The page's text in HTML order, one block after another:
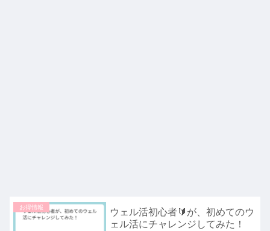
お得情報
ウェル活初心者🔰が、初めてのウ
ェル活にチャレンジしてみた！